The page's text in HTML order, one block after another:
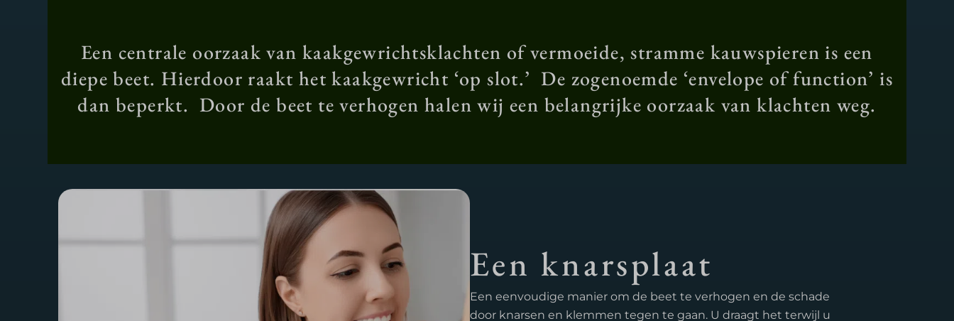
Een centrale oorzaak van kaakgewrichtsklachten of vermoeide, stramme kauwspieren is een
diepe beet. Hierdoor raakt het kaakgewricht ‘op slot.’ De zogenoemde ‘envelope of function’ is
dan beperkt. Door de beet te verhogen halen wij een belangrijke oorzaak van klachten weg.
Een knarsplaat
Een eenvoudige manier om de beet te verhogen en de schade
door knarsen en klemmen tegen te gaan. U draagt het terwijl u